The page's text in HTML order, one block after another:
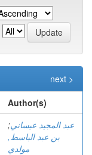
next >
Author(s)
عبد المجيد عيساني;
بن عبد الباسط,
مولدي